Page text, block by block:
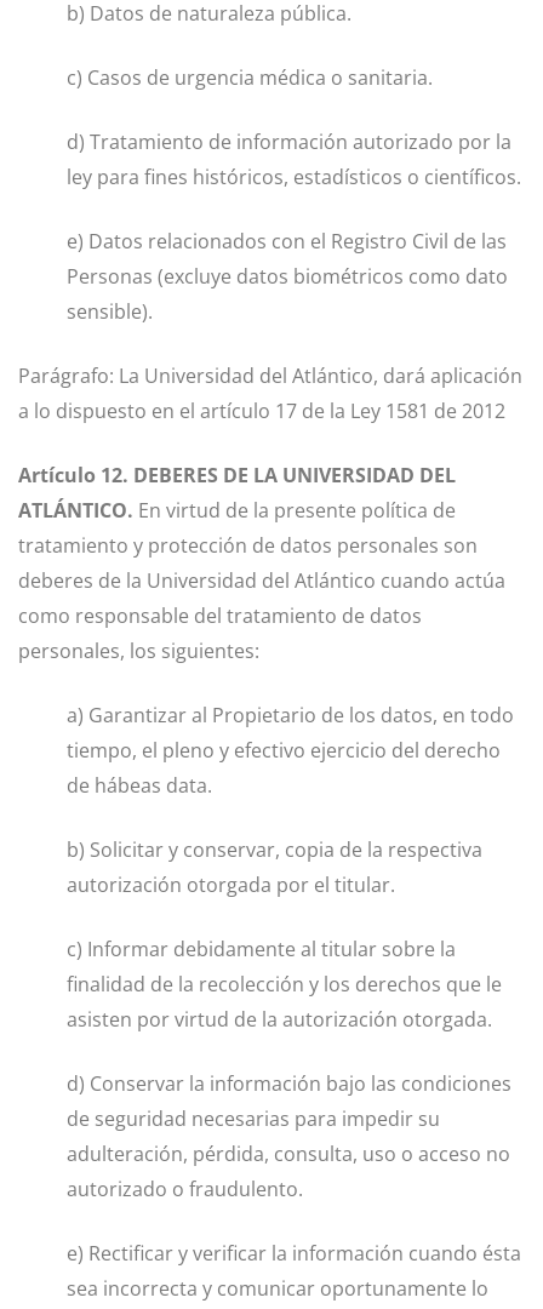
b) Datos de naturaleza pública.
c) Casos de urgencia médica o sanitaria.
d) Tratamiento de información autorizado por la
ley para fines históricos, estadísticos o científicos.
e) Datos relacionados con el Registro Civil de las
Personas (excluye datos biométricos como dato
sensible).
Parágrafo: La Universidad del Atlántico, dará aplicación
a lo dispuesto en el artículo 17 de la Ley 1581 de 2012
Artículo 12. DEBERES DE LA UNIVERSIDAD DEL
ATLÁNTICO. En virtud de la presente política de
tratamiento y protección de datos personales son
deberes de la Universidad del Atlántico cuando actúa
como responsable del tratamiento de datos
personales, los siguientes:
a) Garantizar al Propietario de los datos, en todo
tiempo, el pleno y efectivo ejercicio del derecho
de hábeas data.
b) Solicitar y conservar, copia de la respectiva
autorización otorgada por el titular.
c) Informar debidamente al titular sobre la
finalidad de la recolección y los derechos que le
asisten por virtud de la autorización otorgada.
d) Conservar la información bajo las condiciones
de seguridad necesarias para impedir su
adulteración, pérdida, consulta, uso o acceso no
autorizado o fraudulento.
e) Rectificar y verificar la información cuando ésta
sea incorrecta y comunicar oportunamente lo